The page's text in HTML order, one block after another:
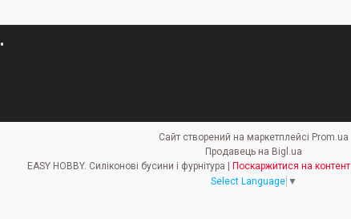
Сайт створений на маркетплейсі Prom.ua
Продавець на Bigl.ua
Поскаржитися на контент
Select Language ▼